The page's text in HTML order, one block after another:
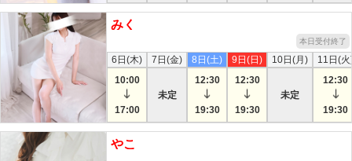
みく
本日受付終了
6日(木)
10:00
17:00
7日(金)
未定
8日(土)
12:30
19:30
9日(日)
12:30
19:30
10日(月)
未定
11日(
12:30
19:30
やこ